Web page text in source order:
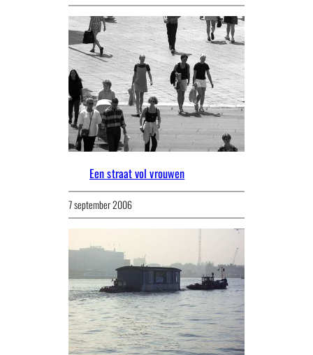
Een straat vol vrouwen
7 september 2006